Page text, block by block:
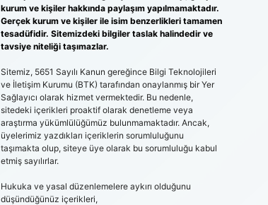
kurum ve kişiler hakkında paylaşım yapılmamaktadır.
Gerçek kurum ve kişiler ile isim benzerlikleri tamamen
tesadüfidir. Sitemizdeki bilgiler taslak halindedir ve
tavsiye niteliği taşımazlar.
Sitemiz, 5651 Sayılı Kanun gereğince Bilgi Teknolojileri
ve İletişim Kurumu (BTK) tarafından onaylanmış bir Yer
Sağlayıcı olarak hizmet vermektedir. Bu nedenle,
sitedeki içerikleri proaktif olarak denetleme veya
araştırma yükümlülüğümüz bulunmamaktadır. Ancak,
üyelerimiz yazdıkları içeriklerin sorumluluğunu
taşımakta olup, siteye üye olarak bu sorumluluğu kabul
etmiş sayılırlar.
Hukuka ve yasal düzenlemelere aykırı olduğunu
düşündüğünüz içerikleri,